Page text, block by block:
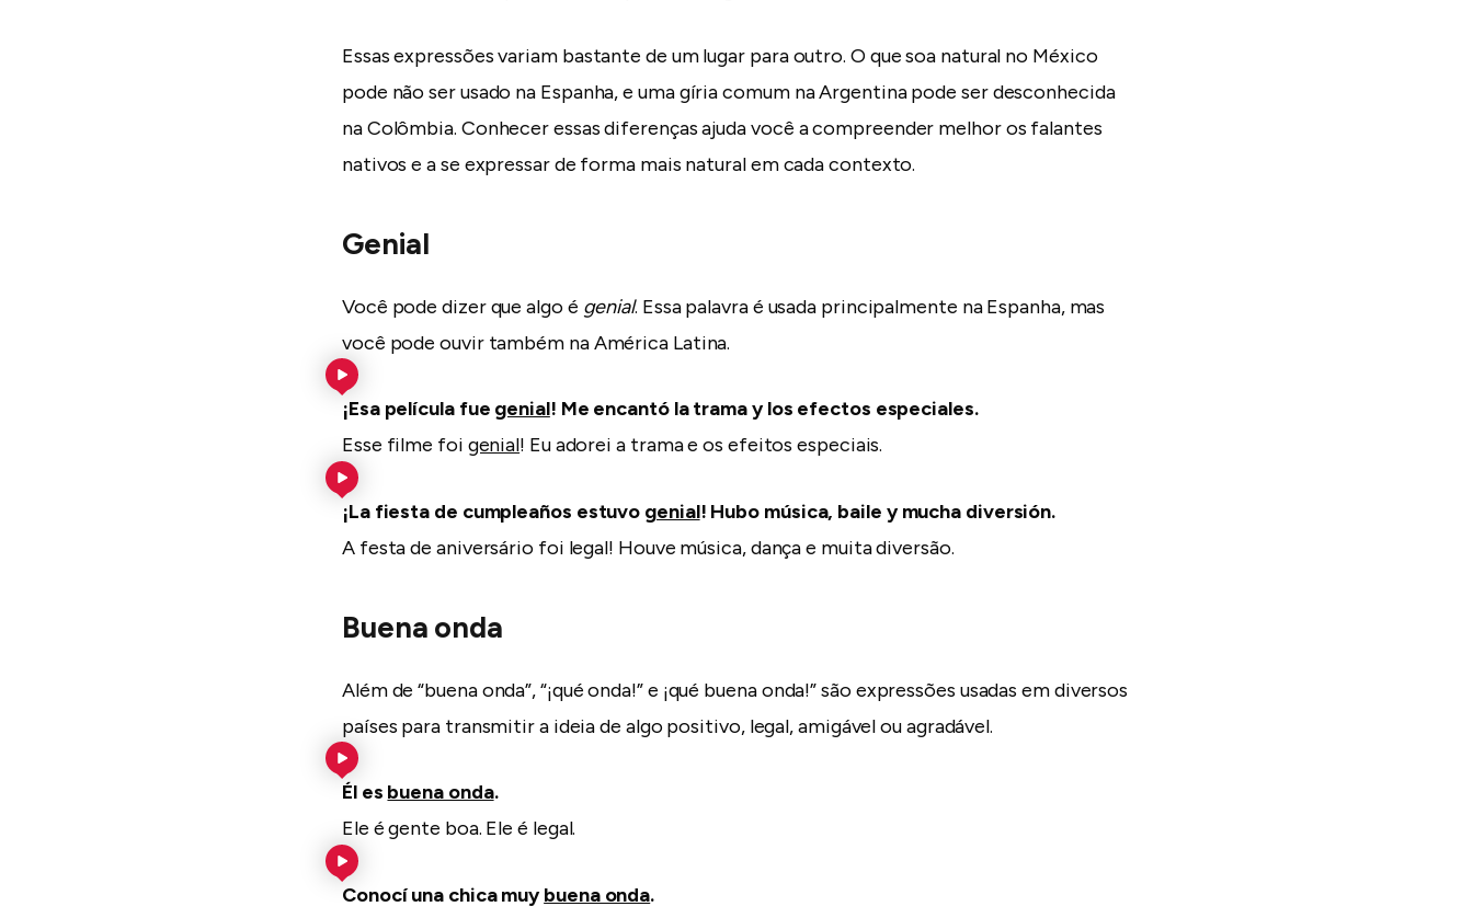
Essas expressões variam bastante de um lugar para outro. O que soa natural no México
pode não ser usado na Espanha, e uma gíria comum na Argentina pode ser desconhecida
na Colômbia. Conhecer essas diferenças ajuda você a compreender melhor os falantes
nativos e a se expressar de forma mais natural em cada contexto.
Genial
Você pode dizer que algo é genial. Essa palavra é usada principalmente na Espanha, mas
você pode ouvir também na América Latina.
¡Esa película fue genial! Me encantó la trama y los efectos especiales.
Esse filme foi genial! Eu adorei a trama e os efeitos especiais.
¡La fiesta de cumpleaños estuvo genial! Hubo música, baile y mucha diversión.
A festa de aniversário foi legal! Houve música, dança e muita diversão.
Buena onda
Além de “buena onda”, “¡qué onda!” e ¡qué buena onda!” são expressões usadas em diversos
países para transmitir a ideia de algo positivo, legal, amigável ou agradável.
Él es buena onda.
Ele é gente boa. Ele é legal.
Conocí una chica muybuena onda.